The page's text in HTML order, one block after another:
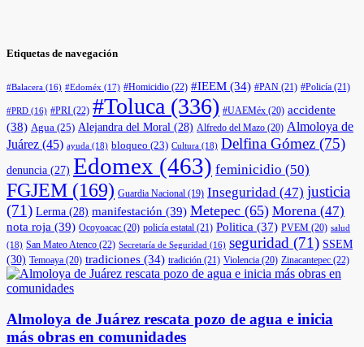
Etiquetas de navegación
#Balacera (16) #Edoméx (17) #Homicidio (22) #IEEM (34) #PAN (21) #Policía (21)
#PRD (16) #PRI (22) #Toluca (336) #UAEMéx (20) accidente
(38) Agua (25) Alejandra del Moral (28) Alfredo del Mazo (20) Almoloya de
Juárez (45) ayuda (18) bloqueo (23) Cultura (18) Delfina Gómez (75)
denuncia (27) Edomex (463) feminicidio (50)
FGJEM (169) Guardia Nacional (19) Inseguridad (47) justicia
(71) Lerma (28) manifestación (39) Metepec (65) Morena (47)
nota roja (39) Ocoyoacac (20) policía estatal (21) Politica (37) PVEM (20) salud
(18) San Mateo Atenco (22) Secretaría de Seguridad (16) seguridad (71) SSEM
(30) Temoaya (20) tradiciones (34) tradición (21) Violencia (20) Zinacantepec (22)
Almoloya de Juárez rescata pozo de agua e inicia
más obras en comunidades